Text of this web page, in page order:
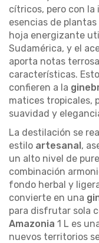
cítricos, pero con
esencias de
hoja energizante
Sudamérica, y el
aporta notas
características.
confieren a la
matices tropicales,
suavidad y
La destilación se
estilo artesanal,
un alto nivel de
combinación
fondo herbal y
convierte en una
para disfrutar sola
Amazonia 1 L es
nuevos territorios